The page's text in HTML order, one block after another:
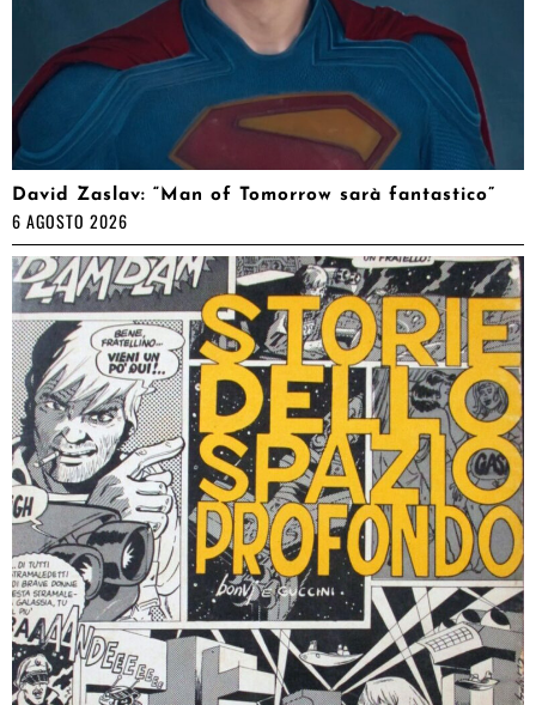
David Zaslav: “Man of Tomorrow sarà fantastico”
6 AGOSTO 2026